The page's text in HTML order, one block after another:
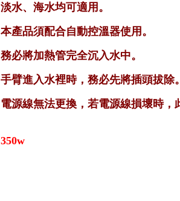
淡水、海水均可適用。
本產品須配合自動控溫器使用。
務必將加熱管完全沉入水中。
手臂進入水裡時，務必先將插頭拔除
電源線無法更換，若電源線損壞時，
350w